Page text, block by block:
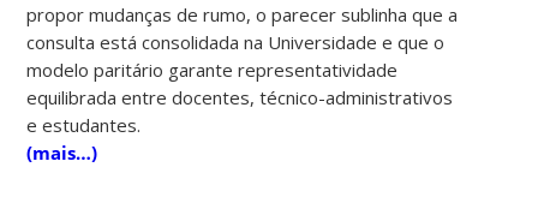
propor mudanças de rumo, o parecer sublinha que a
consulta está consolidada na Universidade e que o
modelo paritário garante representatividade
equilibrada entre docentes, técnico-administrativos
e estudantes.
(mais…)